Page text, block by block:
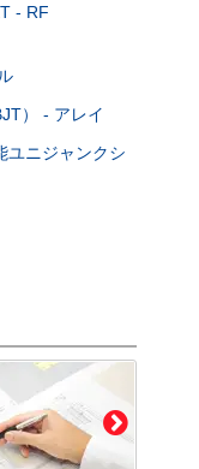
- RF
） - アレイ
ユニジャンクシ